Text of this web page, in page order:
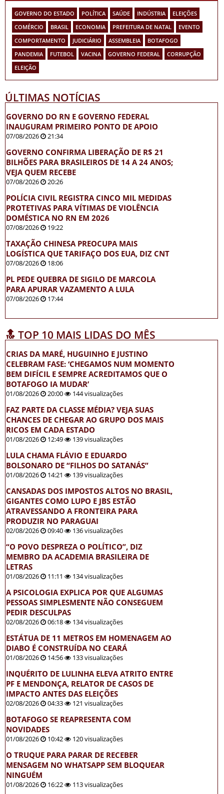
GOVERNO DO ESTADO POLÍTICA SAÚDE INDÚSTRIA
ELEIÇÕES
COMÉRCIO
BRASIL ECONOMIA PREFEITURA DE NATAL
EVENTO
COMPORTAMENTO
JUDICIÁRIO ASSEMBLEIA
BOTAFOGO
PANDEMIA
FUTEBOL VACINA GOVERNO FEDERAL
CORRUPÇÃO
ELEIÇÃO
ÚLTIMAS NOTÍCIAS
GOVERNO DO RN E GOVERNO FEDERAL
INAUGURAM PRIMEIRO PONTO DE APOIO
07/08/2026 21:34
GOVERNO CONFIRMA LIBERAÇÃO DE R$ 21
BILHÕES PARA BRASILEIROS DE 14 A 24 ANOS;
VEJA QUEM RECEBE
07/08/2026 20:26
POLÍCIA CIVIL REGISTRA CINCO MIL MEDIDAS
PROTETIVAS PARA VÍTIMAS DE VIOLÊNCIA
DOMÉSTICA NO RN EM 2026
07/08/2026 19:22
TAXAÇÃO CHINESA PREOCUPA MAIS
LOGÍSTICA QUE TARIFAÇO DOS EUA, DIZ CNT
07/08/2026 18:06
PL PEDE QUEBRA DE SIGILO DE MARCOLA
PARA APURAR VAZAMENTO A LULA
07/08/2026 17:44
🔝 TOP 10 MAIS LIDAS DO MÊS
CRIAS DA MARÉ, HUGUINHO E JUSTINO
CELEBRAM FASE: ‘CHEGAMOS NUM MOMENTO
BEM DIFÍCIL E SEMPRE ACREDITAMOS QUE O
BOTAFOGO IA MUDAR’
01/08/2026 20:00 144 visualizações
FAZ PARTE DA CLASSE MÉDIA? VEJA SUAS
CHANCES DE CHEGAR AO GRUPO DOS MAIS
RICOS EM CADA ESTADO
01/08/2026 12:49 139 visualizações
LULA CHAMA FLÁVIO E EDUARDO
BOLSONARO DE “FILHOS DO SATANÁS”
01/08/2026 14:21 139 visualizações
CANSADAS DOS IMPOSTOS ALTOS NO BRASIL,
GIGANTES COMO LUPO E JBS ESTÃO
ATRAVESSANDO A FRONTEIRA PARA
PRODUZIR NO PARAGUAI
02/08/2026 09:40 136 visualizações
“O POVO DESPREZA O POLÍTICO”, DIZ
MEMBRO DA ACADEMIA BRASILEIRA DE
LETRAS
01/08/2026 11:11 134 visualizações
A PSICOLOGIA EXPLICA POR QUE ALGUMAS
PESSOAS SIMPLESMENTE NÃO CONSEGUEM
PEDIR DESCULPAS
02/08/2026 06:18 134 visualizações
ESTÁTUA DE 11 METROS EM HOMENAGEM AO
DIABO É CONSTRUÍDA NO CEARÁ
01/08/2026 14:56 133 visualizações
INQUÉRITO DE LULINHA ELEVA ATRITO ENTRE
PF E MENDONÇA, RELATOR DE CASOS DE
IMPACTO ANTES DAS ELEIÇÕES
02/08/2026 04:33 121 visualizações
BOTAFOGO SE REAPRESENTA COM
NOVIDADES
01/08/2026 10:42 120 visualizações
O TRUQUE PARA PARAR DE RECEBER
MENSAGEM NO WHATSAPP SEM BLOQUEAR
NINGUÉM
01/08/2026 16:22 113 visualizações